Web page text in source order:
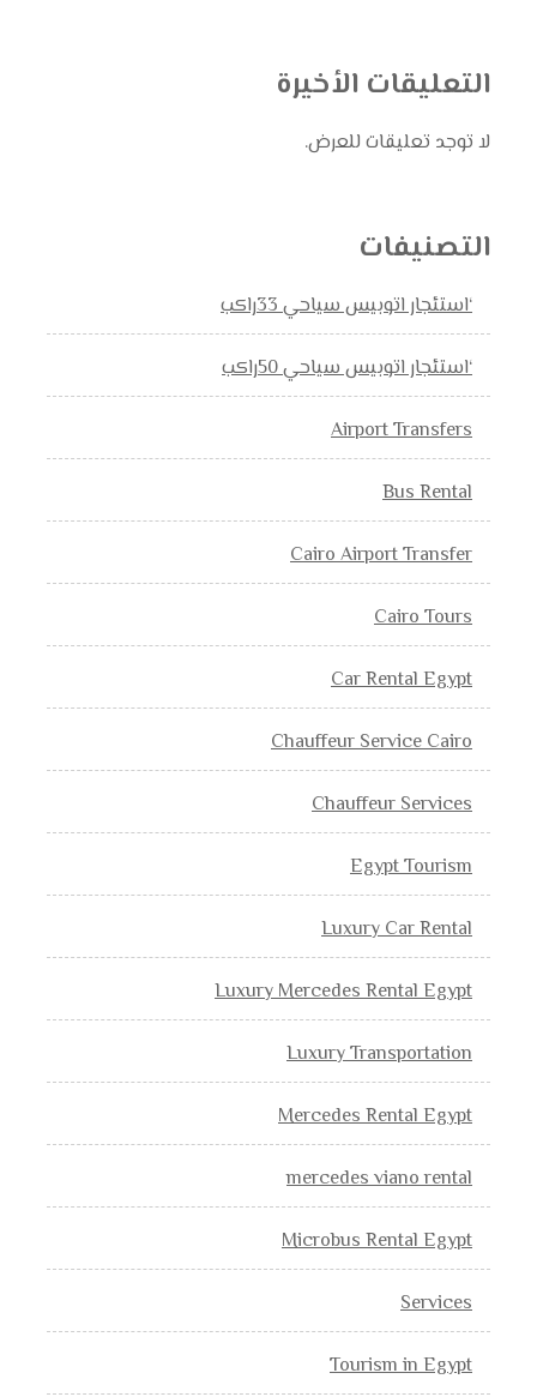
التعليقات الأخيرة
لا توجد تعليقات للعرض.
التصنيفات
‘استئجار اتوبيس سياحي 33راكب
‘استئجار اتوبيس سياحي 50راكب
Airport Transfers
Bus Rental
Cairo Airport Transfer
Cairo Tours
Car Rental Egypt
Chauffeur Service Cairo
Chauffeur Services
Egypt Tourism
Luxury Car Rental
Luxury Mercedes Rental Egypt
Luxury Transportation
Mercedes Rental Egypt
mercedes viano rental
Microbus Rental Egypt
Services
Tourism in Egypt